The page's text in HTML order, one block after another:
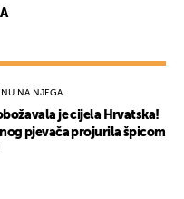
NA NJEGA
je cijela Hrvatska!
pjevača projurila špicom